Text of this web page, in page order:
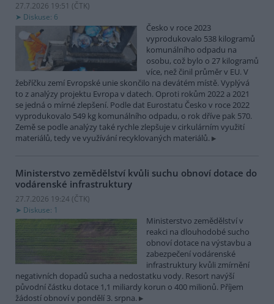
27.7.2026 19:51 (ČTK)
Diskuse: 6
Česko v roce 2023
vyprodukovalo 538 kilogramů
komunálního odpadu na
osobu, což bylo o 27 kilogramů
více, než činil průměr v EU. V
žebříčku zemí Evropské unie skončilo na devátém místě. Vyplývá
to z analýzy projektu Evropa v datech. Oproti rokům 2022 a 2021
se jedná o mírné zlepšení. Podle dat Eurostatu Česko v roce 2022
vyprodukovalo 549 kg komunálního odpadu, o rok dříve pak 570.
Země se podle analýzy také rychle zlepšuje v cirkulárním využití
materiálů, tedy ve využívání recyklovaných materiálů.
Ministerstvo zemědělství kvůli suchu obnoví dotace do
vodárenské infrastruktury
27.7.2026 19:24 (ČTK)
Diskuse: 1
Ministerstvo zemědělství v
reakci na dlouhodobé sucho
obnoví dotace na výstavbu a
zabezpečení vodárenské
infrastruktury kvůli zmírnění
negativních dopadů sucha a nedostatku vody. Resort navýší
původní částku dotace 1,1 miliardy korun o 400 milionů. Příjem
žádostí obnoví v pondělí 3. srpna.